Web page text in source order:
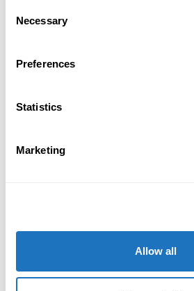
Selection
Necessary
Preferences
Statistics
Marketing
Allow all
Josef Nudera